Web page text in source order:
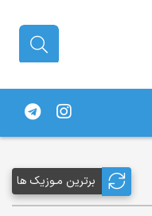
برترین مـوزیک ها